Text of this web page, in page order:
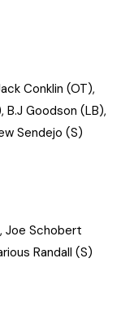
Conklin (OT),
B.J Goodson (LB),
Sendejo (S)
Joe Schobert
Randall (S)